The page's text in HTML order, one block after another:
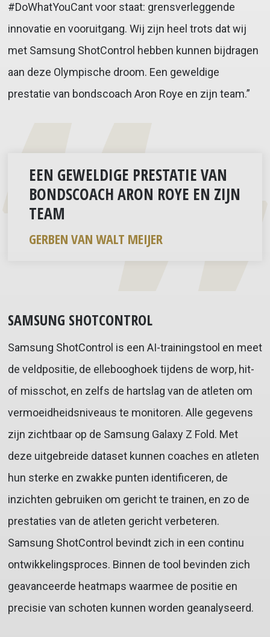
#DoWhatYouCant voor staat: grensverleggende
innovatie en vooruitgang. Wij zijn heel trots dat wij
met Samsung ShotControl hebben kunnen bijdragen
aan deze Olympische droom. Een geweldige
prestatie van bondscoach Aron Roye en zijn team.”
EEN GEWELDIGE PRESTATIE VAN
BONDSCOACH ARON ROYE EN ZIJN
TEAM
GERBEN VAN WALT MEIJER
SAMSUNG SHOTCONTROL
Samsung ShotControl is een AI-trainingstool en meet
de veldpositie, de ellebooghoek tijdens de worp, hit-
of misschot, en zelfs de hartslag van de atleten om
vermoeidheidsniveaus te monitoren. Alle gegevens
zijn zichtbaar op de Samsung Galaxy Z Fold. Met
deze uitgebreide dataset kunnen coaches en atleten
hun sterke en zwakke punten identificeren, de
inzichten gebruiken om gericht te trainen, en zo de
prestaties van de atleten gericht verbeteren.
Samsung ShotControl bevindt zich in een continu
ontwikkelingsproces. Binnen de tool bevinden zich
geavanceerde heatmaps waarmee de positie en
precisie van schoten kunnen worden geanalyseerd.